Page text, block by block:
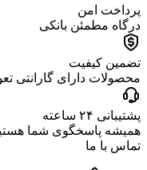
پرداخت امن
درگاه مطمئن بانکی
تضمین کیفیت
محصولات دارای گارانتی
پشتیبانی ۲۴ ساعته
همیشه پاسخگوی شما
تماس با ما